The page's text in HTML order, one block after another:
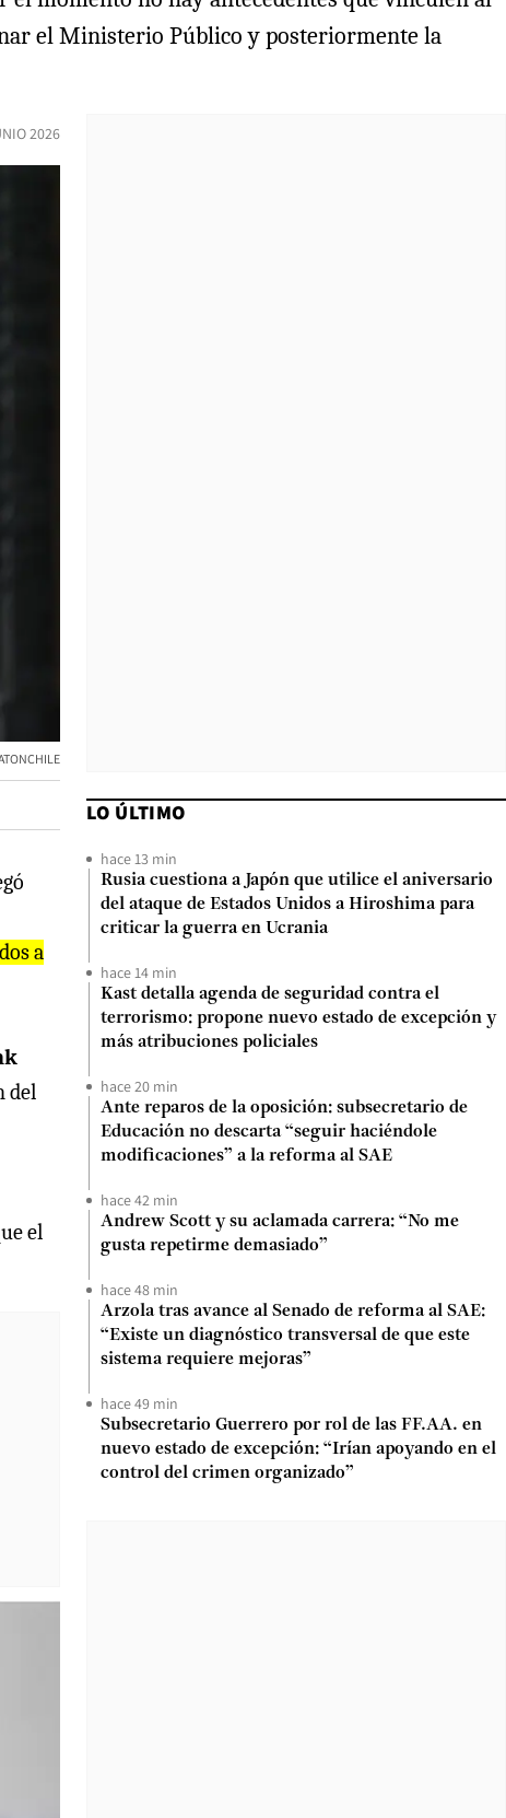
el Ministerio Público y posteriormente la
2026
a
del
el
LO ÚLTIMO
hace 13 min
Rusia cuestiona a Japón que utilice el aniversario
del ataque de Estados Unidos a Hiroshima para
criticar la guerra en Ucrania
hace 14 min
Kast detalla agenda de seguridad contra el
terrorismo: propone nuevo estado de excepción y
más atribuciones policiales
hace 20 min
Ante reparos de la oposición: subsecretario de
Educación no descarta “seguir haciéndole
modificaciones” a la reforma al SAE
hace 42 min
Andrew Scott y su aclamada carrera: “No me
gusta repetirme demasiado”
hace 48 min
Arzola tras avance al Senado de reforma al SAE:
“Existe un diagnóstico transversal de que este
sistema requiere mejoras”
hace 49 min
Subsecretario Guerrero por rol de las FF.AA. en
nuevo estado de excepción: “Irían apoyando en el
control del crimen organizado”